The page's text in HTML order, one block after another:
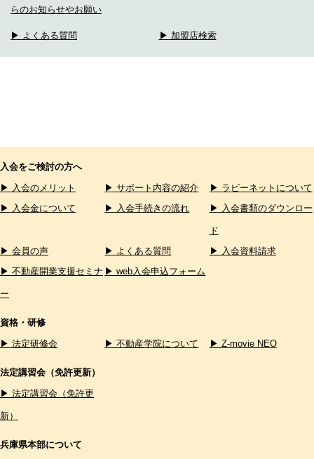
らのお知らせやお願い
▶ よくある質問 ▶ 加盟店検索
入会をご検討の方へ
▶ 入会のメリット
▶ サポート内容の紹介
▶ ラビーネットについて
▶ 入会金について
▶ 入会手続きの流れ ▶ 入会書類のダウンロー
ド
▶ 会員の声
▶ よくある質問
▶ 入会資料請求
▶ 不動産開業支援セミナ
ー
▶ web入会申込フォーム
資格・研修
▶ 法定研修会
▶ 不動産学院について ▶ Z-movie NEO
法定講習会（免許更新）
▶ 法定講習会（免許更
新）
兵庫県本部について